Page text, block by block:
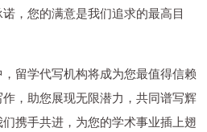
，您的满意是我们追求的最高目
留学代写机构将成为您最值得信赖
，助您展现无限潜力，共同谱写辉
携手共进，为您的学术事业插上翅